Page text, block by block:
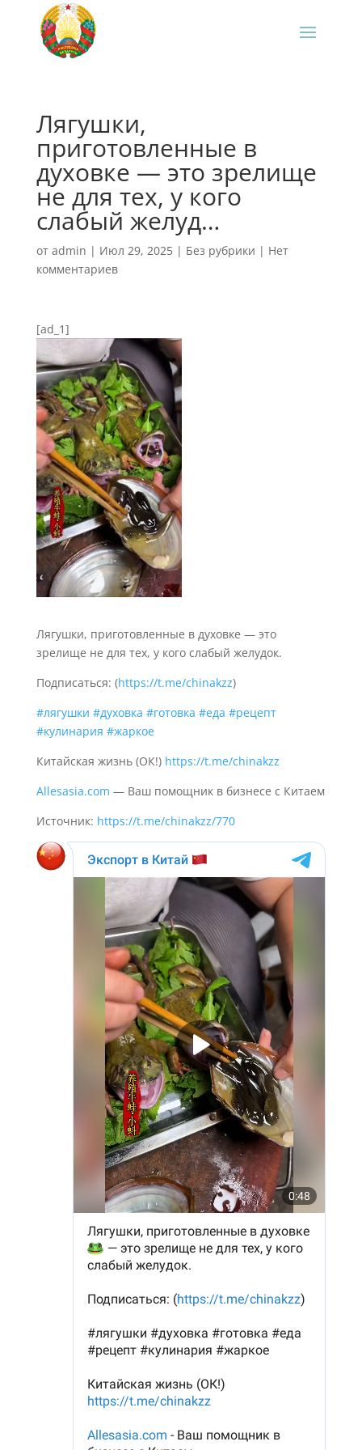
Лягушки,
приготовленные в
духовке — это зрелище
не для тех, у кого
слабый желуд…
от admin | Июл 29, 2025| Без рубрики | Нет
комментариев
[ad_1]
Лягушки, приготовленные в духовке — это
зрелище не для тех, у кого слабый желудок.
Подписаться: (https://t.me/chinakzz)
#лягушки #духовка #готовка #еда #рецепт
#кулинария #жаркое
Китайская жизнь (ОК!) https://t.me/chinakzz
Allesasia.com — Ваш помощник в бизнесе с Китаем
Источник: https://t.me/chinakzz/770